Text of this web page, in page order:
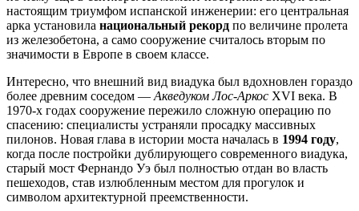
настоящим триумфом испанской инженерии: его центральная
арка установила национальный рекорд по величине пролета
из железобетона, а само сооружение считалось вторым по
значимости в Европе в своем классе.
Интересно, что внешний вид виадука был вдохновлен гораздо
более древним соседом —Акведуком Лос-Аркос XVI века. В
1970-х годах сооружение пережило сложную операцию по
спасению: специалисты устраняли просадку массивных
пилонов. Новая глава в истории моста началась в 1994 году,
когда после постройки дублирующего современного виадука,
старый мост Фернандо Уэ был полностью отдан во власть
пешеходов, став излюбленным местом для прогулок и
символом архитектурной преемственности.